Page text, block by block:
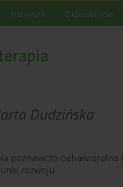
Archiwum O czasopiśmie
Dudzińska
poznawczo-
rozwoju